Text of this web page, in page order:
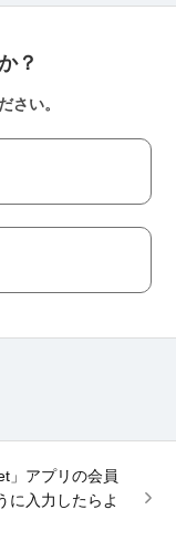
？
さい。
」アプリの会員
に入力したらよ